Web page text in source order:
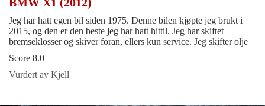
Jeg har hatt egen bil siden 1975. Denne bilen kjøpte jeg brukt i
2015, og den er den beste jeg har hatt hittil. Jeg har skiftet
bremseklosser og skiver foran, ellers kun service. Jeg skifter olje
Score 8.0
Vurdert av Kjell